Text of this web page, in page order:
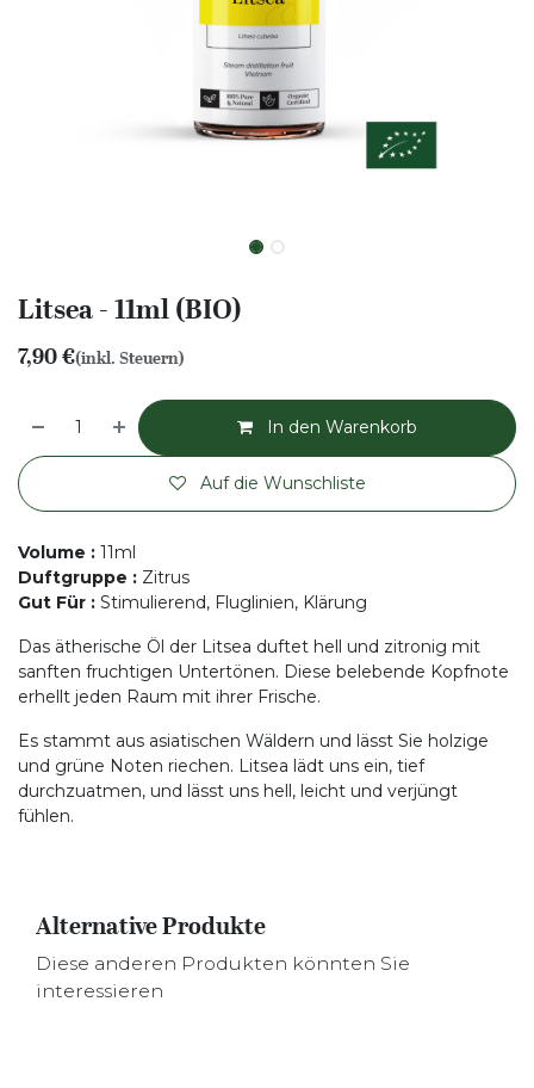
Litsea - 11ml (BIO)
7,90€(inkl. Steuern)
In den Warenkorb
Auf die Wunschliste
Volume : 11ml
Duftgruppe : Zitrus
Gut Für : Stimulierend, Fluglinien, Klärung
Das ätherische Öl der Litsea duftet hell und zitronig mit
sanften fruchtigen Untertönen. Diese belebende Kopfnote
erhellt jeden Raum mit ihrer Frische.
Es stammt aus asiatischen Wäldern und lässt Sie holzige
und grüne Noten riechen. Litsea lädt uns ein, tief
durchzuatmen, und lässt uns hell, leicht und verjüngt
fühlen.
Alternative Produkte
Diese anderen Produkten könnten Sie
interessieren